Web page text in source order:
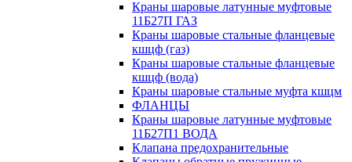
Краны шаровые латунные муфтовые
11Б27П ГАЗ
Краны шаровые стальные фланцевые
кшцф (газ)
Краны шаровые стальные фланцевые
кшцф (вода)
Краны шаровые стальные муфта кшцм
ФЛАНЦЫ
Краны шаровые латунные муфтовые
11Б27П1 ВОДА
Клапана предохранительные